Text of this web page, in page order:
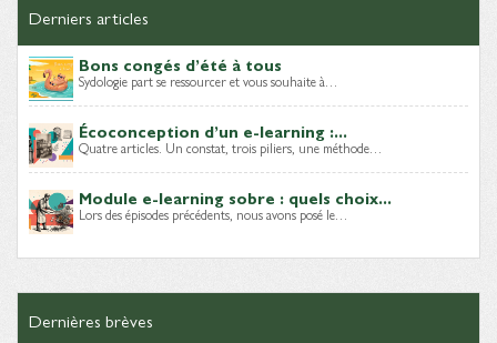
Derniers articles
Bons congés d’été à tous
Sydologie part se ressourcer et vous souhaite à…
Écoconception d’un e-learning :...
Quatre articles. Un constat, trois piliers, une méthode…
Module e-learning sobre : quels choix...
Lors des épisodes précédents, nous avons posé le…
Dernières brèves